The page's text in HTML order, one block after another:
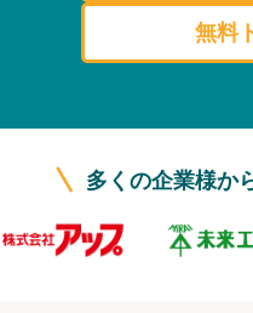
資料ダウンロード
ログイン
無料
多くの企業様か